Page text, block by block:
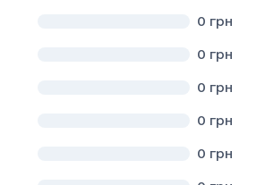
0 грн
0 грн
0 грн
0 грн
0 грн